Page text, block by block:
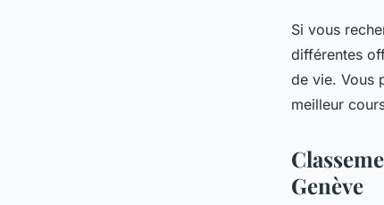
Si vous
différentes
de vie. Vous
meilleur
Genève